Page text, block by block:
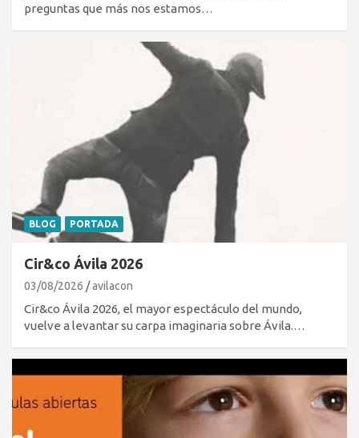
preguntas que más nos estamos…
BLOG PORTADA
Cir&co Ávila 2026
03/08/2026 avilacon
Cir&co Ávila 2026, el mayor espectáculo del mundo,
vuelve a levantar su carpa imaginaria sobre Ávila.…